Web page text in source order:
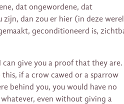
dat ongewordene, dat
dan zou er hier (in deze
geconditioneerd is,
can give you a proof that they are.
if a crow cawed or a sparrow
behind you, you would have no
even without giving a